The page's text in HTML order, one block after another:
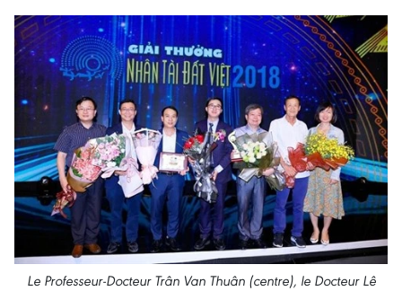
Le Professeur-Docteur Trân Van Thuân (centre), le Docteur Lê